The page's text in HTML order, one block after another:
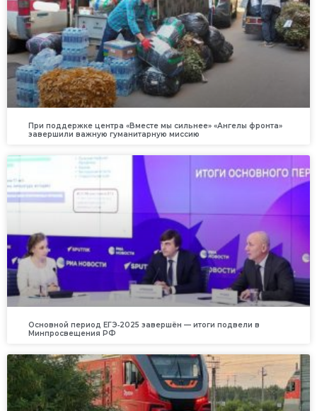
При поддержке центра «Вместе мы сильнее» «Ангелы фронта»
завершили важную гуманитарную миссию
Основной период ЕГЭ‑2025 завершён — итоги подвели в
Минпросвещения РФ